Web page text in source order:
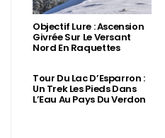
Objectif Lure : Ascension
Givrée Sur Le Versant
Nord En Raquettes
Tour Du Lac D’Esparron :
Un Trek Les Pieds Dans
L’Eau Au Pays Du Verdon